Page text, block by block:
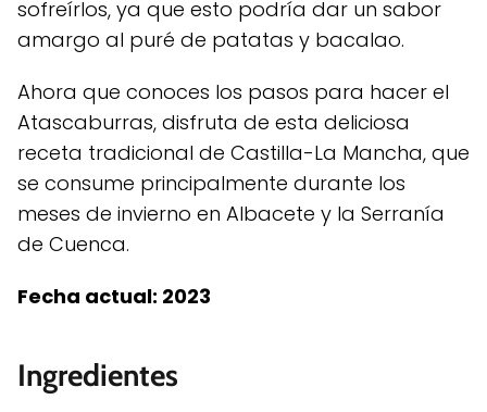
sofreírlos, ya que esto podría dar un sabor
amargo al puré de patatas y bacalao.
Ahora que conoces los pasos para hacer el
Atascaburras, disfruta de esta deliciosa
receta tradicional de Castilla-La Mancha, que
se consume principalmente durante los
meses de invierno en Albacete y la Serranía
de Cuenca.
Fecha actual: 2023
Ingredientes